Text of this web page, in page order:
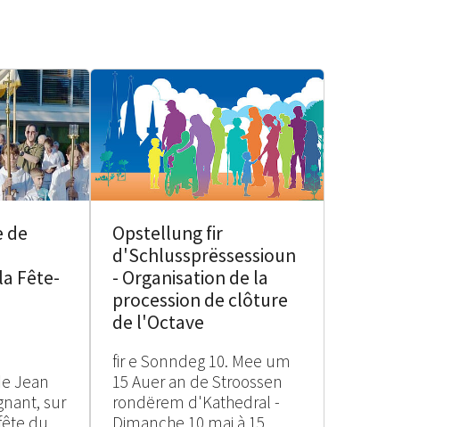
de
Fête-
Jean
sur
du
Opstellung fir
d'Schlussprëssessioun
- Organisation de la
procession de clôture
de l'Octave
fir e Sonndeg 10. Mee um
15 Auer an de Stroossen
rondërem d'Kathedral -
Dimanche 10 mai à 15